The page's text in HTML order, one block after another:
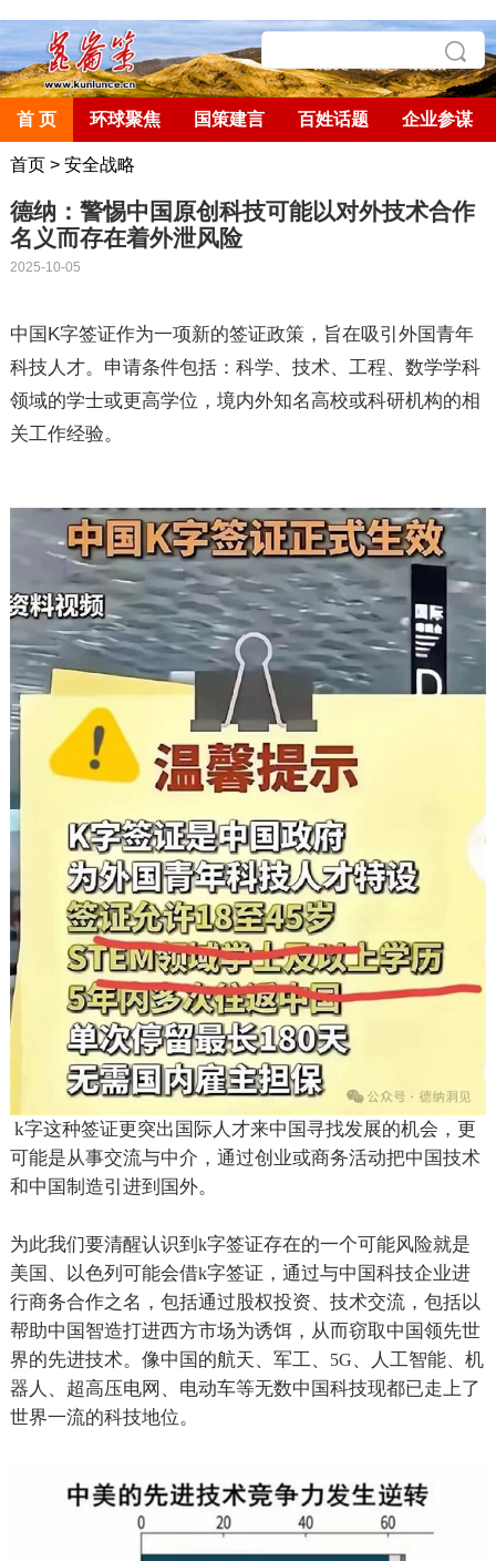
首 页 环球聚焦 国策建言 百姓话题 企业参谋
首页> 安全战略
德纳：警惕中国原创科技可能以对外技术合作
名义而存在着外泄风险
2025-10-05
中国 K字签证作为一项新的签证政策，旨在吸引外国青年
科技人才。申请条件包括：科学、技术、工程、数学学科
领域的学士或更高学位，境内外知名高校或科研机构的相
关工作经验。
k字这种签证更突出国际人才来中国寻找发展的机会，更
可能是从事交流与中介，通过创业或商务活动把中国技术
和中国制造引进到国外。
为此我们要清醒认识到 k字签证存在的一个可能风险就是
美国、以色列可能会借k字签证，通过与中国科技企业进
行商务合作之名，包括通过股权投资、技术交流，包括以
帮助中国智造打进西方市场为诱饵，从而窃取中国领先世
界的先进技术。像中国的航天、军工、
5G、人工智能、机
器人、超高压电网、电动车等无数中国科技现都已走上了
世界一流的科技地位。